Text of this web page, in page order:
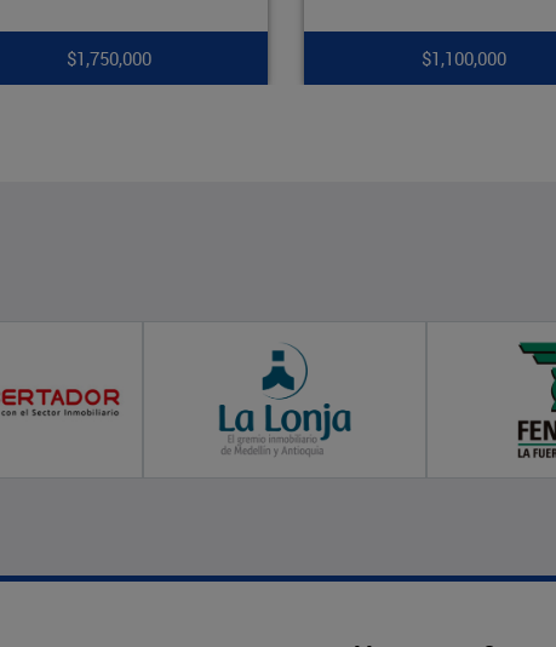
$1,100,000 $1,700,000